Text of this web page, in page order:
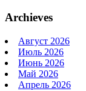
Archieves
Август 2026
Июль 2026
Июнь 2026
Май 2026
Апрель 2026